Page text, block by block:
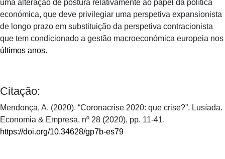
uma alteração de postura relativamente ao papel da política
económica, que deve privilegiar uma perspetiva expansionista
de longo prazo em substituição da perspetiva contracionista
que tem condicionado a gestão macroeconómica europeia nos
últimos anos.
Citação:
Mendonça, A. (2020). “Coronacrise 2020: que crise?”. Lusíada.
Economia & Empresa, nº 28 (2020), pp. 11-41.
https://doi.org/10.34628/gp7b-es79